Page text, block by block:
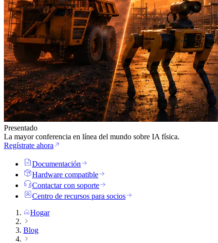
Presentado
La mayor conferencia en línea del mundo sobre IA física.
Regístrate ahora
Documentación
Hardware compatible
Contactar con soporte
Centro de recursos para socios
Hogar
Blog